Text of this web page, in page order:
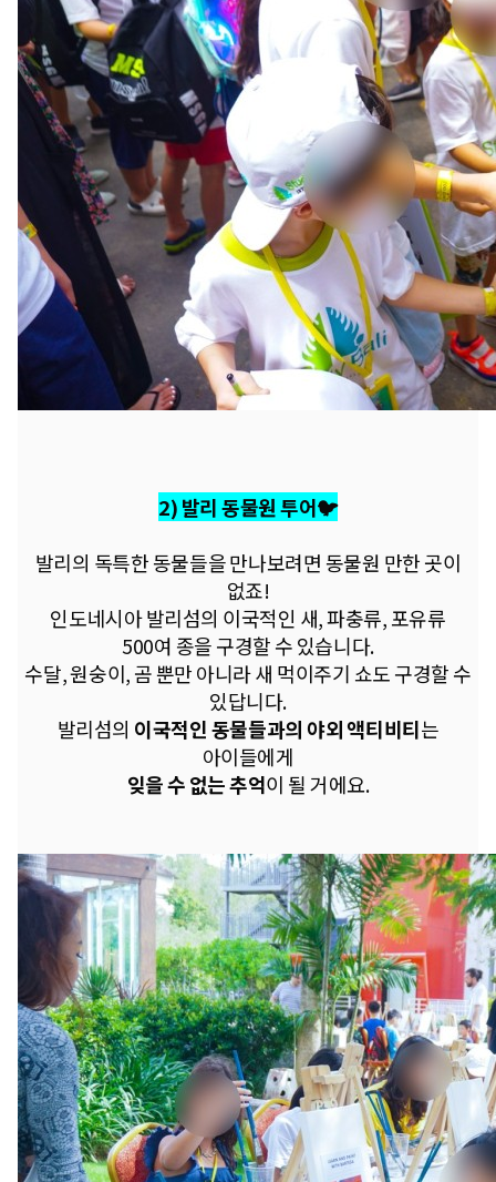
2) 발리 동물원 투어🐦
발리의 독특한 동물들을 만나보려면 동물원 만한 곳이
없죠!
인도네시아 발리섬의 이국적인 새, 파충류, 포유류
500여 종을 구경할 수 있습니다.
수달, 원숭이, 곰 뿐만 아니라새 먹이주기 쇼도 구경할 수
있답니다.
발리섬의 이국적인 동물들과의야외 액티비티는
아이들에게
잊을 수 없는 추억​이 될 거에요.